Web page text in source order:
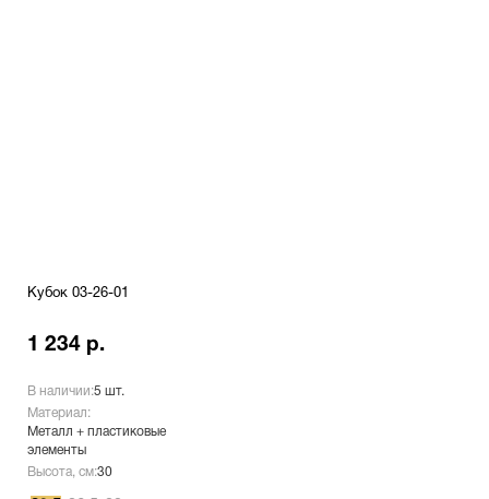
Кубок 03-26-01
1 234 р.
В наличии:5 шт.
Материал:
Металл + пластиковые
элементы
Высота, см:30